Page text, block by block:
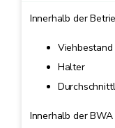
Innerhalb der
Viehbestand
Halter
Innerhalb der BWA